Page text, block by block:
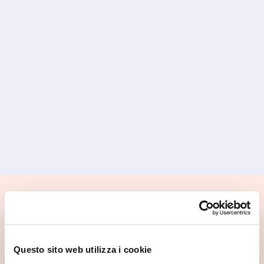
Questo sito web utilizza i cookie
📍 Cosa vedere nei dintorni
spunti utili.